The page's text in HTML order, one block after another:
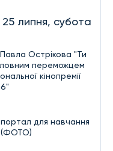
25 липня, субота
Острікова "Ти
переможцем
кінопремії
для навчання
(ФОТО)